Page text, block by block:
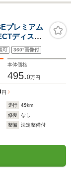
プレミアム
ディスプ
コンビシー
リデューシ
可 360°画像付
本体価格
495.0万円
円
走行 49km
修復
なし
整備
法定整備付